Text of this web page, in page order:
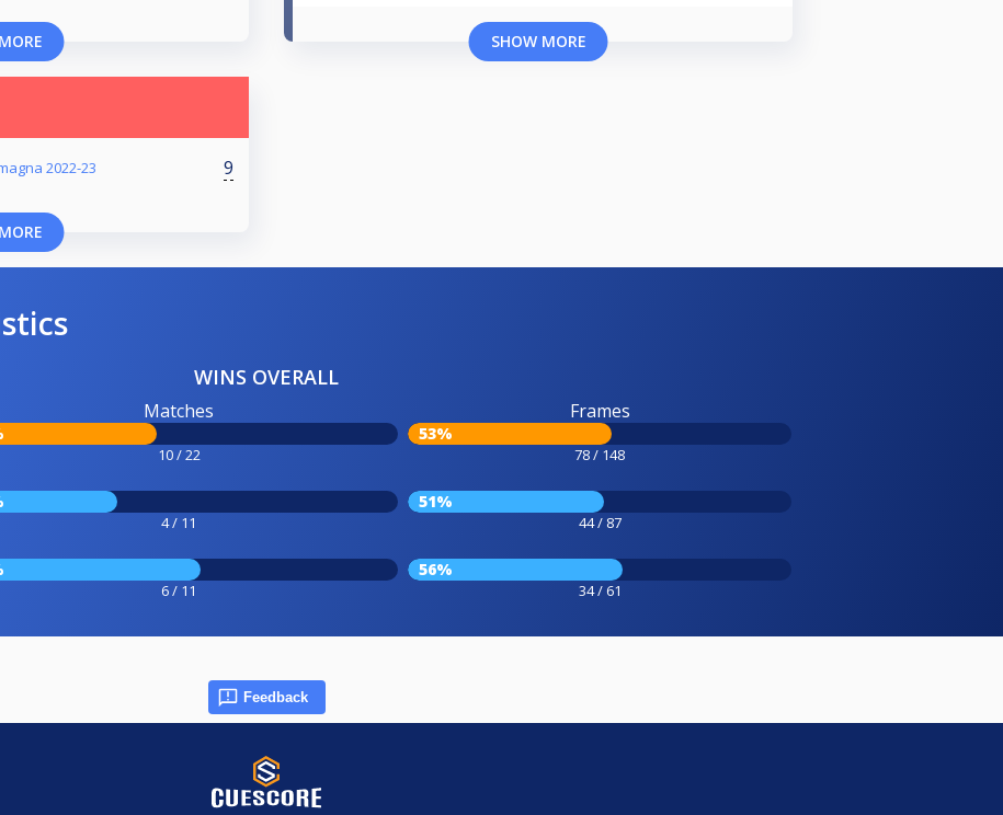
SHOW MORE
2022-23 9
WINS OVERALL
Matches
10 / 22
Frames
53%
78 / 148
4 / 11
51%
44 / 87
6 / 11
56%
34 / 61
Feedback